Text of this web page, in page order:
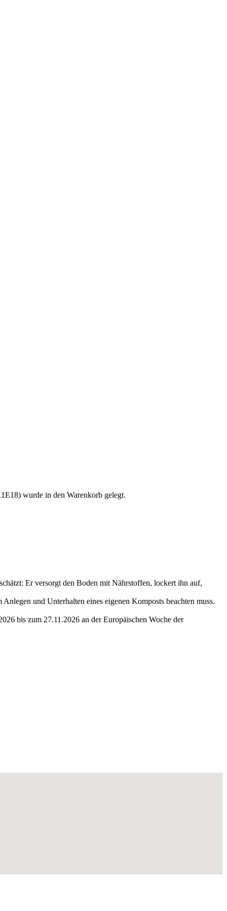
wurde in den Warenkorb gelegt.
Er versorgt den Boden mit Nährstoffen, lockert ihn auf,
und Unterhalten eines eigenen Komposts beachten muss.
bis zum 27.11.2026 an der Europäischen Woche der